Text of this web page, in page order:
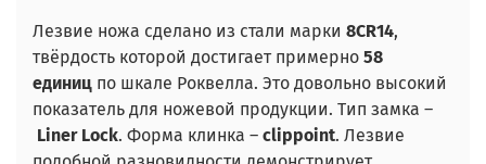
Лезвие ножа сделано из стали марки 8CR14,
твёрдость которой достигает примерно 58
единиц по шкале Роквелла. Это довольно высокий
показатель для ножевой продукции. Тип замка –
Liner Lock. Форма клинка – clippoint. Лезвие